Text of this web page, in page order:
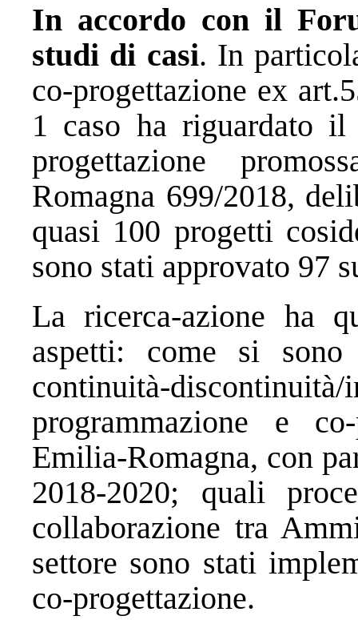
In accordo con il
studi di casi. In
co-progettazione ex
1 caso ha riguardato
progettazione
Romagna 699/2018,
quasi 100 progetti
sono stati approvato 97
La ricerca-azione ha
aspetti: come si
continuità-
programmazione e
Emilia-Romagna, con
2018-2020; quali
collaborazione tra
settore sono stati
co-progettazione.